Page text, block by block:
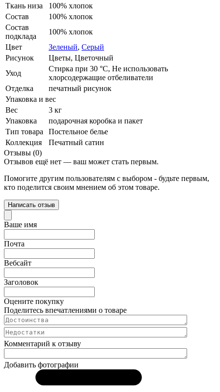
Ткань низа
100% хлопок
Состав
100% хлопок
Состав
подклада
100% хлопок
Цвет
Зеленый, Серый
Рисунок
Цветы, Цветочный
Уход
Стирка при 30 °С, Не использовать
хлорсодержащие отбеливатели
Отделка
печатный рисунок
Упаковка и вес
Вес
3 кг
Упаковка
подарочная коробка и пакет
Тип товара
Постельное белье
Коллекция
Печатный сатин
Отзывы (0)
Отзывов ещё нет — ваш может стать первым.
Помогите другим пользователям с выбором - будьте первым,
кто поделится своим мнением об этом товаре.
Написать отзыв
Ваше имя
Почта
Вебсайт
Заголовок
Оцените покупку
Поделитесь впечатлениями о товаре
Комментарий к отзыву
Добавить фотографии